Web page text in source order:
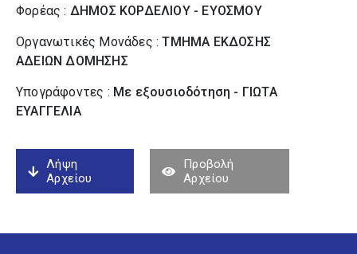
Φορέας : ΔΗΜΟΣ ΚΟΡΔΕΛΙΟΥ - ΕΥΟΣΜΟΥ
Οργανωτικές Μονάδες :ΤΜΗΜΑ ΕΚΔΟΣΗΣ
ΑΔΕΙΩΝ ΔΟΜΗΣΗΣ
Υπογράφοντες : Με εξουσιοδότηση - ΓΙΩΤΑ
ΕΥΑΓΓΕΛΙΑ
Λήψη
Αρχείου
Προβολή
Αρχείου